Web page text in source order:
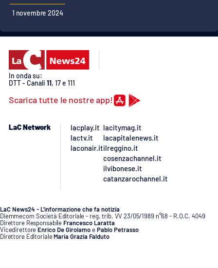
1 novembre 2024
In onda su:
DTT - Canali 11, 17 e 111
Scarica tutte le nostre app!
LaC Network
lacplay.it
lactv.it
laconair.it
lacitymag.it
lacapitalenews.it
ilreggino.it
cosenzachannel.it
ilvibonese.it
catanzarochannel.it
LaC News24 - L’informazione che fa notizia
Diemmecom Società Editoriale - reg. trib. VV 23/05/1989 n°68 - R.O.C. 4049
Direttore Responsabile Francesco Laratta
Vicedirettore Enrico De GirolamoePablo Petrasso
Direttore Editoriale Maria Grazia Falduto